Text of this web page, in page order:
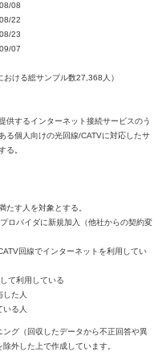
08
22
23
07
ける総サンプル数27,368人）
供するインターネット接続サービスのう
る個人向けの光回線/CATVに対応したサ
る。
たす人を対象とする。
プロバイダに新規加入（他社からの契約変
回線でインターネットを利用してい
て利用している
した人
いる人
グ（回収したデータから不正回答や異
外した上で作成しています。